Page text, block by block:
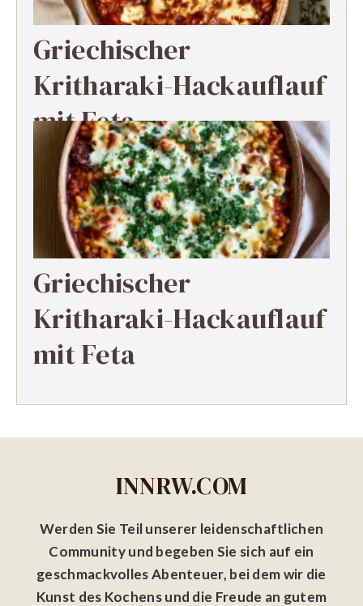
Griechischer
Kritharaki-Hackauflauf
mit Feta
Griechischer
Kritharaki-Hackauflauf
mit Feta
INNRW.COM
Werden Sie Teil unserer leidenschaftlichen
Community und begeben Sie sich auf ein
geschmackvolles Abenteuer, bei dem wir die
Kunst des Kochens und die Freude an gutem